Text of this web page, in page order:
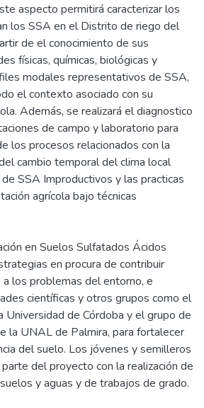
aspecto permitirá caracterizar los
los SSA en el Distrito de riego del
de el conocimiento de sus
físicas, químicas, biológicas y
modales representativos de SSA,
el contexto asociado con su
Además, se realizará el diagnostico
de campo y laboratorio para
los procesos relacionados con la
cambio temporal del clima local
SSA Improductivos y las practicas
agrícola bajo técnicas
en Suelos Sulfatados Ácidos
en procura de contribuir
los problemas del entorno, e
científicas y otros grupos como el
Universidad de Córdoba y el grupo de
la UNAL de Palmira, para fortalecer
del suelo. Los jóvenes y semilleros
del proyecto con la realización de
y aguas y de trabajos de grado.